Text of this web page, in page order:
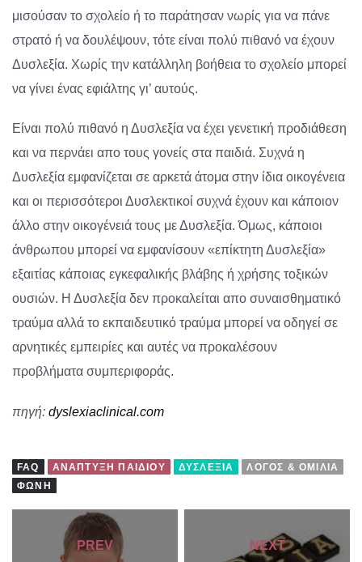
μισούσαν το σχολείο ή το παράτησαν νωρίς για να πάνε
στρατό ή να δουλέψουν, τότε είναι πολύ πιθανό να έχουν
Δυσλεξία. Χωρίς την κατάλληλη βοήθεια το σχολείο μπορεί
να γίνει ένας εφιάλτης γι’ αυτούς.
Είναι πολύ πιθανό η Δυσλεξία να έχει γενετική προδιάθεση
και να περνάει απο τους γονείς στα παιδιά. Συχνά η
Δυσλεξία εμφανίζεται σε αρκετά άτομα στην ίδια οικογένεια
και οι περισσότεροι Δυσλεκτικοί συχνά έχουν και κάποιον
άλλο στην οικογένειά τους με Δυσλεξία. Όμως, κάποιοι
άνθρωπου μπορεί να εμφανίσουν «επίκτητη Δυσλεξία»
εξαιτίας κάποιας εγκεφαλικής βλάβης ή χρήσης τοξικών
ουσιών. Η Δυσλεξία δεν προκαλείται απο συναισθηματικό
τραύμα αλλά το εκπαιδευτικό τραύμα μπορεί να οδηγεί σε
αρνητικές εμπειρίες και αυτές να προκαλέσουν
προβλήματα συμπεριφοράς.
πηγή: dyslexiaclinical.com
FAQ ΑΝΆΠΤΥΞΗ ΠΑΙΔΙΟΎ ΔΥΣΛΕΞΊΑ
ΛΌΓΟΣ & ΟΜΙΛΊΑ
ΦΩΝΉ
PREV
NEXT